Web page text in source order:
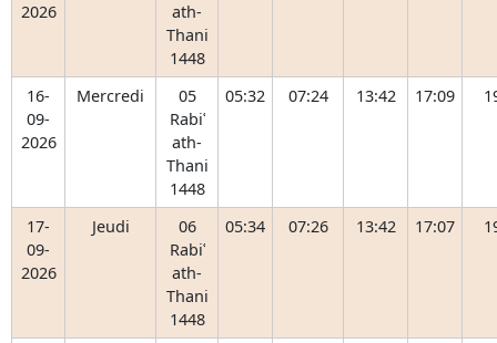
2026
ath-
Thani
1448
16-
09-
2026
Mercredi
05
Rabiʿ
ath-
Thani
1448
05:32 07:24 13:42 17:09
17-
09-
2026
Jeudi
06
Rabiʿ
ath-
Thani
1448
05:34 07:26 13:42 17:07